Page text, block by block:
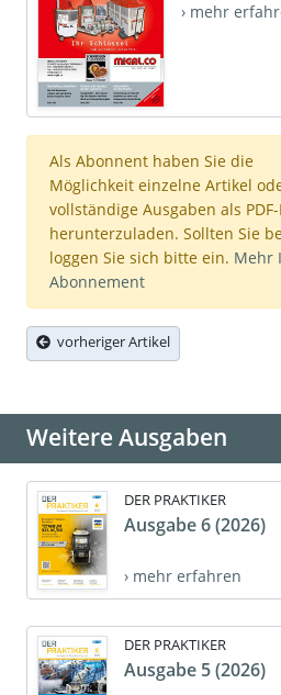
› mehr
Als Abonnent haben Sie die
Möglichkeit einzelne Artikel
vollständige Ausgaben als
herunterzuladen. Sollten Sie
loggen Sie sich bitte ein. Mehr
Abonnement
vorheriger Artikel
Weitere Ausgaben
DER PRAKTIKER
Ausgabe 6 (2026)
› mehr erfahren
DER PRAKTIKER
Ausgabe 5 (2026)